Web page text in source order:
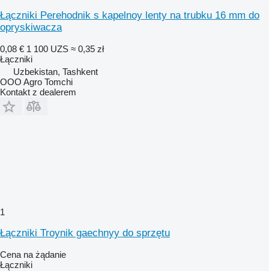
Łączniki Perehodnik s kapelnoy lenty na trubku 16 mm do
opryskiwacza
0,08 € 1 100 UZS ≈ 0,35 zł
Łączniki
Uzbekistan, Tashkent
OOO Agro Tomchi
Kontakt z dealerem
1
Łączniki Troynik gaechnyy do sprzętu
Cena na żądanie
Łączniki